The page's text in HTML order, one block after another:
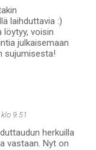
laihduttavia :)
löytyy, voisin
julkaisemaan
sujumisesta!
9.51
herkuilla
vastaan. Nyt on